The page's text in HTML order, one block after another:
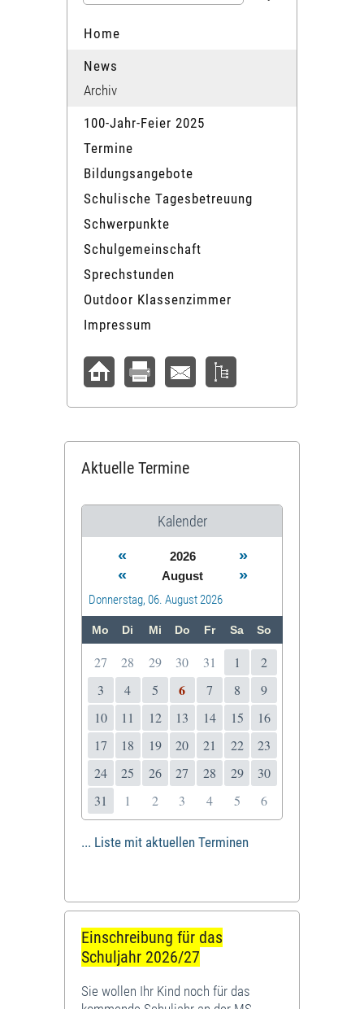
Home
News
Archiv
100-Jahr-Feier 2025
Termine
Bildungsangebote
Schulische Tagesbetreuung
Schwerpunkte
Schulgemeinschaft
Sprechstunden
Outdoor Klassenzimmer
Impressum
Aktuelle Termine
Kalender
« 2026
»
«
August »
Donnerstag, 06. August 2026
Mo Di Mi Do Fr Sa So
27 28 29 30 31 1
2
3
4 5 6 7 8
9
10
11 12 13 14 15
16
17
18 19 20 21 22
23
24
25 26 27 28 29
30
31
1 2 3 4 5 6
... Liste mit aktuellen Terminen
Einschreibung für das
Schuljahr 2026/27
Sie wollen Ihr Kind noch für das